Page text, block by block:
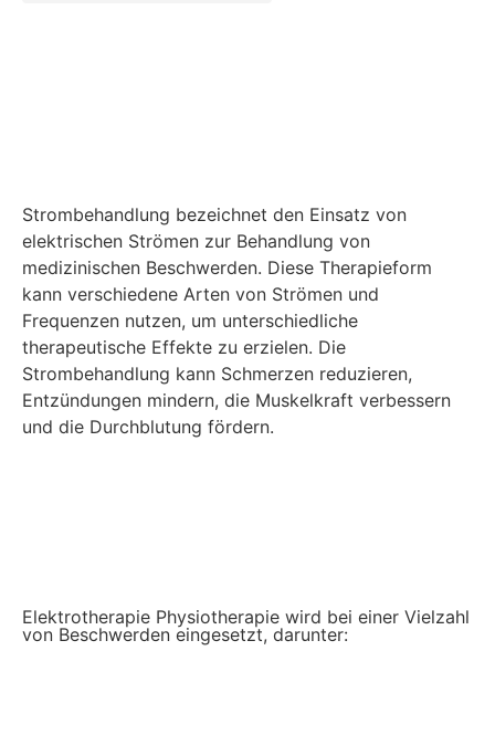
Strombehandlung bezeichnet den Einsatz von
elektrischen Strömen zur Behandlung von
medizinischen Beschwerden. Diese Therapieform
kann verschiedene Arten von Strömen und
Frequenzen nutzen, um unterschiedliche
therapeutische Effekte zu erzielen. Die
Strombehandlung kann Schmerzen reduzieren,
Entzündungen mindern, die Muskelkraft verbessern
und die Durchblutung fördern.
Elektrotherapie Physiotherapie wird bei einer Vielzahl
von Beschwerden eingesetzt, darunter: